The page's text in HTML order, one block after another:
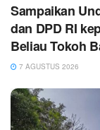
Sampaikan
dan DPD RI
Beliau Tokoh
7 AGUSTUS 2026